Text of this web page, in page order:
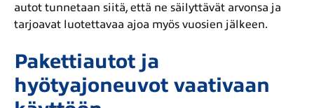
autot tunnetaan siitä, että ne säilyttävät arvonsa ja
tarjoavat luotettavaa ajoa myös vuosien jälkeen.
Pakettiautot ja
hyötyajoneuvot vaativaan